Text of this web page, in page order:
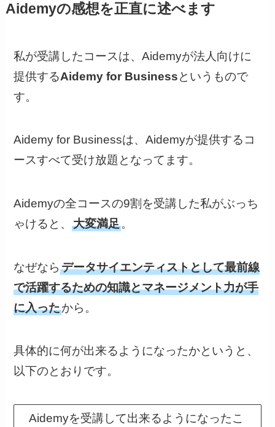
Aidemyの感想を正直に述べます
私が受講したコースは、Aidemyが法人向けに
提供するAidemy for Businessというもので
す。
Aidemy for Businessは、Aidemyが提供するコ
ースすべて受け放題となってます。
Aidemyの全コースの9割を受講した私がぶっち
ゃけると、大変満足。
なぜならデータサイエンティストとして最前線
で活躍するための知識とマネージメント力が手
に入ったから。
具体的に何が出来るようになったかというと、
以下のとおりです。
Aidemyを受講して出来るようになったこ